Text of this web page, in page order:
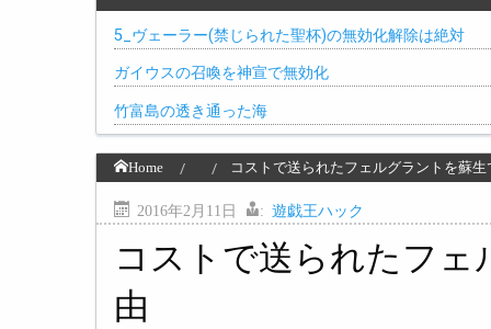
5_ヴェーラー(禁じられた聖杯)の無効化解除は絶対
ガイウスの召喚を神宣で無効化
竹富島の透き通った海
Home コストで送られたフェルグラントを蘇生
2016年2月11日 : 遊戯王ハック
コストで送られたフェ
由